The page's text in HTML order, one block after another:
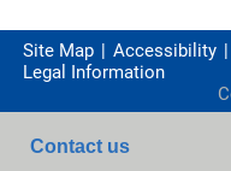
Site Map Accessibility
Legal Information
Contact us